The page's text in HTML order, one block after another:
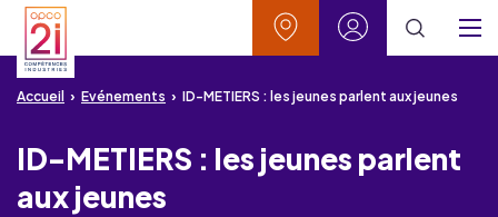
Aller au contenu
Aller à la recherche
Aller au menu
Aller au pied de page
Accueil Evénements ID-METIERS : les jeunes parlent aux jeunes
ID-METIERS : les jeunes parlent
aux jeunes